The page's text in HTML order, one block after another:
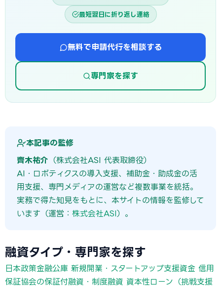
最短翌日に折り返し連絡
無料で申請代行を相談する
専門家を探す
本記事の監修
齊木祐介 （株式会社ASI 代表取締役）
AI・ロボティクスの導入支援、補助金・助成金の活
用支援、専門メディアの運営など複数事業を統括。
実務で得た知見をもとに、本サイトの情報を監修して
います（運営： 株式会社ASI）。
融資タイプ・専門家を探す
日本政策金融公庫 新規開業・スタートアップ支援資金 信用
保証協会の保証付融資・制度融資 資本性ローン（挑戦支援